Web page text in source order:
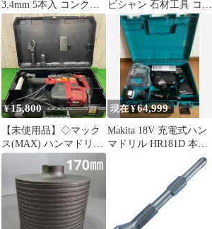
3.4mm 5本入 コンクリ
ート用 振動ドリル ハン
マードリル対応
ビシャン 石材工具 コン
クリート 表面処理 六角
¥15,800
【未使用品】◇マック
ス(MAX) ハンマドリル
PK-R261 集じんシス
テム付◇アクトツール
富山店◇SC
現在 ¥64,999
Makita 18V 充電式ハン
マドリル HR181D 本体